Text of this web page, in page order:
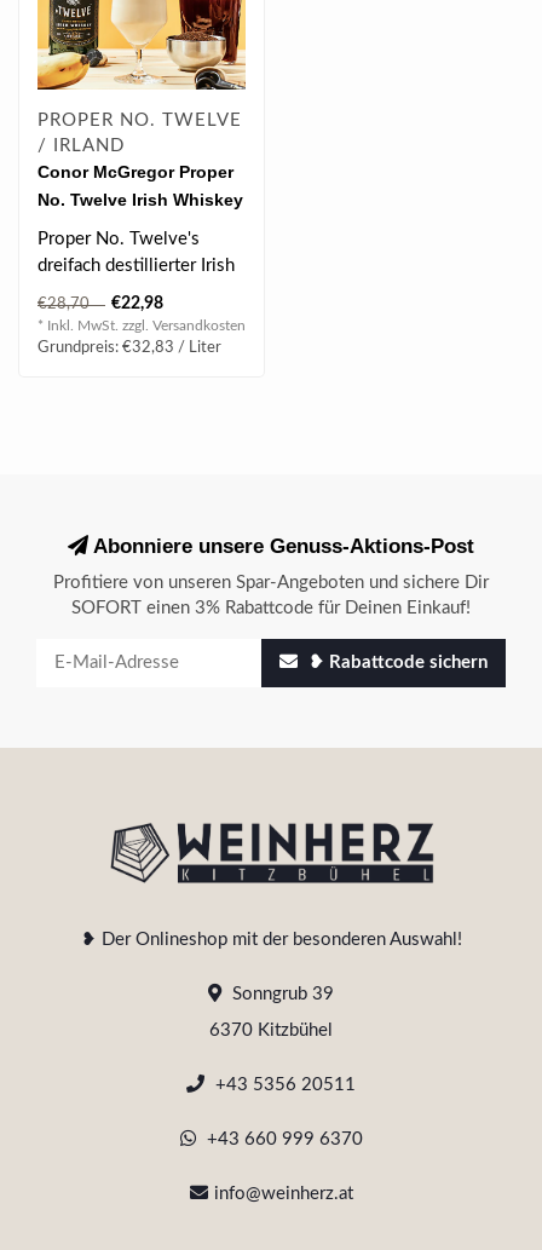
PROPER NO. TWELVE
/ IRLAND
Conor McGregor Proper
No. Twelve Irish Whiskey
0.7 l 40% vol
Proper No. Twelve's
dreifach destillierter Irish
Whiskey ist eine ultra-
sanfte M..
€28,70 €22,98
* Inkl. MwSt. zzgl. Versandkosten
Grundpreis: €32,83 / Liter
Abonniere unsere Genuss-Aktions-Post
Profitiere von unseren Spar-Angeboten und sichere Dir
SOFORT einen 3% Rabattcode für Deinen Einkauf!
❥ Rabattcode sichern
❥ Der Onlineshop mit der besonderen Auswahl!
Sonngrub 39
6370 Kitzbühel
+43 5356 20511
+43 660 999 6370
info@weinherz.at